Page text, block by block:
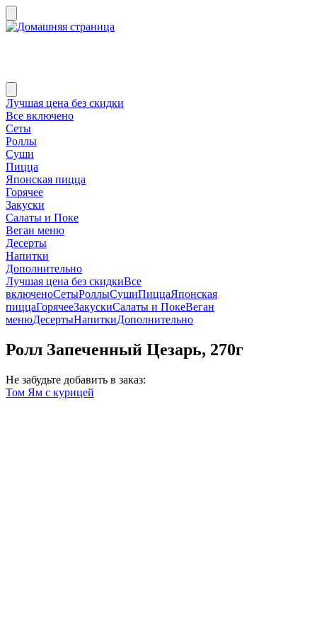
Лучшая цена без скидки
Все включено
Сеты
Роллы
Суши
Пицца
Японская пицца
Горячее
Закуски
Салаты и Поке
Веган меню
Десерты
Напитки
Дополнительно
Лучшая цена без скидкиВсе
включеноСетыРоллыСушиПиццаЯпонская
пиццаГорячееЗакускиСалаты и ПокеВеган
менюДесертыНапиткиДополнительно
Ролл Запеченный Цезарь, 270г
Не забудьте добавить в заказ:
Том Ям с курицей